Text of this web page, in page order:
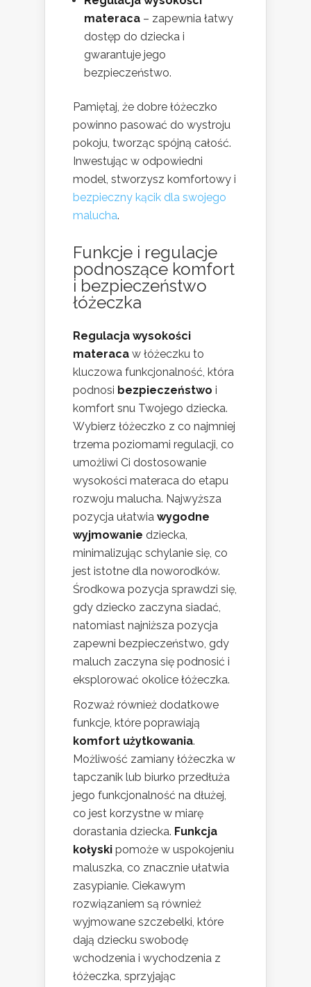
materaca – zapewnia łatwy
dostęp do dziecka i
gwarantuje jego
bezpieczeństwo.
Pamiętaj, że dobre łóżeczko
powinno pasować do wystroju
pokoju, tworząc spójną całość.
Inwestując w odpowiedni
model, stworzysz komfortowy i
bezpieczny kącik dla swojego
malucha.
Funkcje i regulacje
podnoszące komfort
i bezpieczeństwo
łóżeczka
Regulacja wysokości
materaca w łóżeczku to
kluczowa funkcjonalność, która
podnosi bezpieczeństwo i
komfort snu Twojego dziecka.
Wybierz łóżeczko z co najmniej
trzema poziomami regulacji, co
umożliwi Ci dostosowanie
wysokości materaca do etapu
rozwoju malucha. Najwyższa
pozycja ułatwia wygodne
wyjmowanie dziecka,
minimalizując schylanie się, co
jest istotne dla noworodków.
Środkowa pozycja sprawdzi się,
gdy dziecko zaczyna siadać,
natomiast najniższa pozycja
zapewni bezpieczeństwo, gdy
maluch zaczyna się podnosić i
eksplorować okolice łóżeczka.
Rozważ również dodatkowe
funkcje, które poprawiają
komfort użytkowania.
Możliwość zamiany łóżeczka w
tapczanik lub biurko przedłuża
jego funkcjonalność na dłużej,
co jest korzystne w miarę
dorastania dziecka. Funkcja
kołyski pomoże w uspokojeniu
maluszka, co znacznie ułatwia
zasypianie. Ciekawym
rozwiązaniem są również
wyjmowane szczebelki, które
dają dziecku swobodę
wchodzenia i wychodzenia z
łóżeczka, sprzyjając